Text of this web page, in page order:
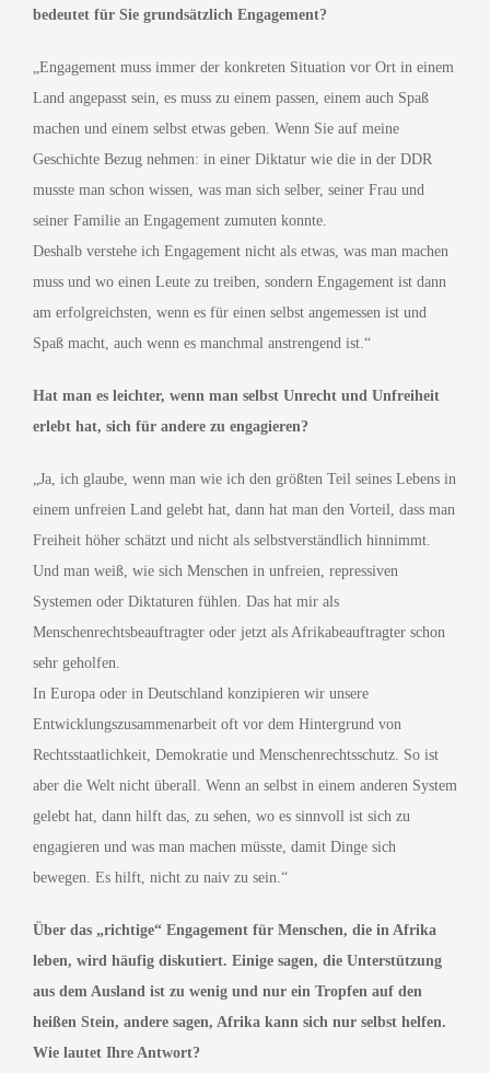
bedeutet für Sie grundsätzlich Engagement?
„Engagement muss immer der konkreten Situation vor Ort in einem
Land angepasst sein, es muss zu einem passen, einem auch Spaß
machen und einem selbst etwas geben. Wenn Sie auf meine
Geschichte Bezug nehmen: in einer Diktatur wie die in der DDR
musste man schon wissen, was man sich selber, seiner Frau und
seiner Familie an Engagement zumuten konnte.
Deshalb verstehe ich Engagement nicht als etwas, was man machen
muss und wo einen Leute zu treiben, sondern Engagement ist dann
am erfolgreichsten, wenn es für einen selbst angemessen ist und
Spaß macht, auch wenn es manchmal anstrengend ist.“
Hat man es leichter, wenn man selbst Unrecht und Unfreiheit
erlebt hat, sich für andere zu engagieren?
„Ja, ich glaube, wenn man wie ich den größten Teil seines Lebens in
einem unfreien Land gelebt hat, dann hat man den Vorteil, dass man
Freiheit höher schätzt und nicht als selbstverständlich hinnimmt.
Und man weiß, wie sich Menschen in unfreien, repressiven
Systemen oder Diktaturen fühlen. Das hat mir als
Menschenrechtsbeauftragter oder jetzt als Afrikabeauftragter schon
sehr geholfen.
In Europa oder in Deutschland konzipieren wir unsere
Entwicklungszusammenarbeit oft vor dem Hintergrund von
Rechtsstaatlichkeit, Demokratie und Menschenrechtsschutz. So ist
aber die Welt nicht überall. Wenn an selbst in einem anderen System
gelebt hat, dann hilft das, zu sehen, wo es sinnvoll ist sich zu
engagieren und was man machen müsste, damit Dinge sich
bewegen. Es hilft, nicht zu naiv zu sein.“
Über das „richtige“ Engagement für Menschen, die in Afrika
leben, wird häufig diskutiert. Einige sagen, die Unterstützung
aus dem Ausland ist zu wenig und nur ein Tropfen auf den
heißen Stein, andere sagen, Afrika kann sich nur selbst helfen.
Wie lautet Ihre Antwort?